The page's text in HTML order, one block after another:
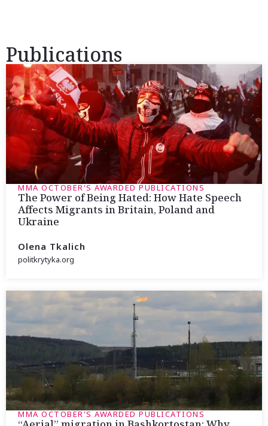
Publications
MMA OCTOBER'S AWARDED PUBLICATIONS
The Power of Being Hated: How Hate Speech
Affects Migrants in Britain, Poland and
Ukraine
Olena Tkalich
politkrytyka.org
MMA OCTOBER'S AWARDED PUBLICATIONS